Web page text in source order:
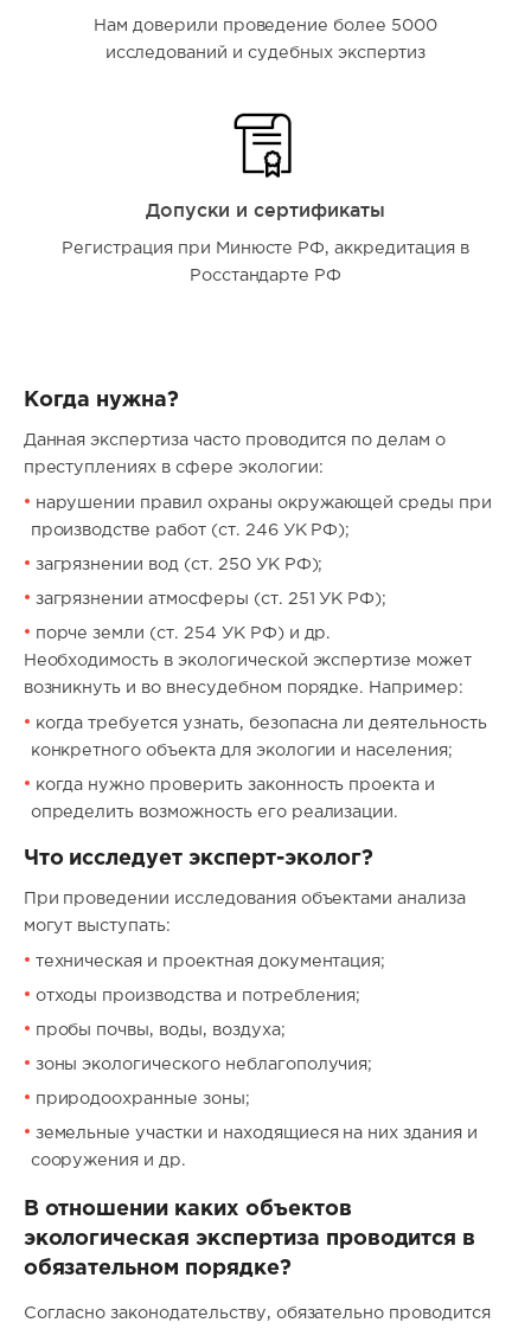
Нам доверили проведение более 5000
исследований и судебных экспертиз
Допуски и сертификаты
Регистрация при Минюсте РФ, аккредитация в
Росстандарте РФ
Когда нужна?
Данная экспертиза часто проводится по делам о
преступлениях в сфере экологии:
нарушении правил охраны окружающей среды при
производстве работ (ст. 246 УК РФ);
загрязнении вод (ст. 250 УК РФ);
загрязнении атмосферы (ст. 251 УК РФ);
порче земли (ст. 254 УК РФ) и др.
Необходимость в экологической экспертизе может
возникнуть и во внесудебном порядке. Например:
когда требуется узнать, безопасна ли деятельность
конкретного объекта для экологии и населения;
когда нужно проверить законность проекта и
определить возможность его реализации.
Что исследует эксперт-эколог?
При проведении исследования объектами анализа
могут выступать:
техническая и проектная документация;
отходы производства и потребления;
пробы почвы, воды, воздуха;
зоны экологического неблагополучия;
природоохранные зоны;
земельные участки и находящиеся на них здания и
сооружения и др.
В отношении каких объектов
экологическая экспертиза проводится в
обязательном порядке?
Согласно законодательству, обязательно проводится